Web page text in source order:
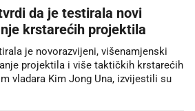
da je testirala novi
krstarećih projektila
je novorazvijeni, višenamjenski
projektila i više taktičkih krstarećih
vladara Kim Jong Una, izvijestili su